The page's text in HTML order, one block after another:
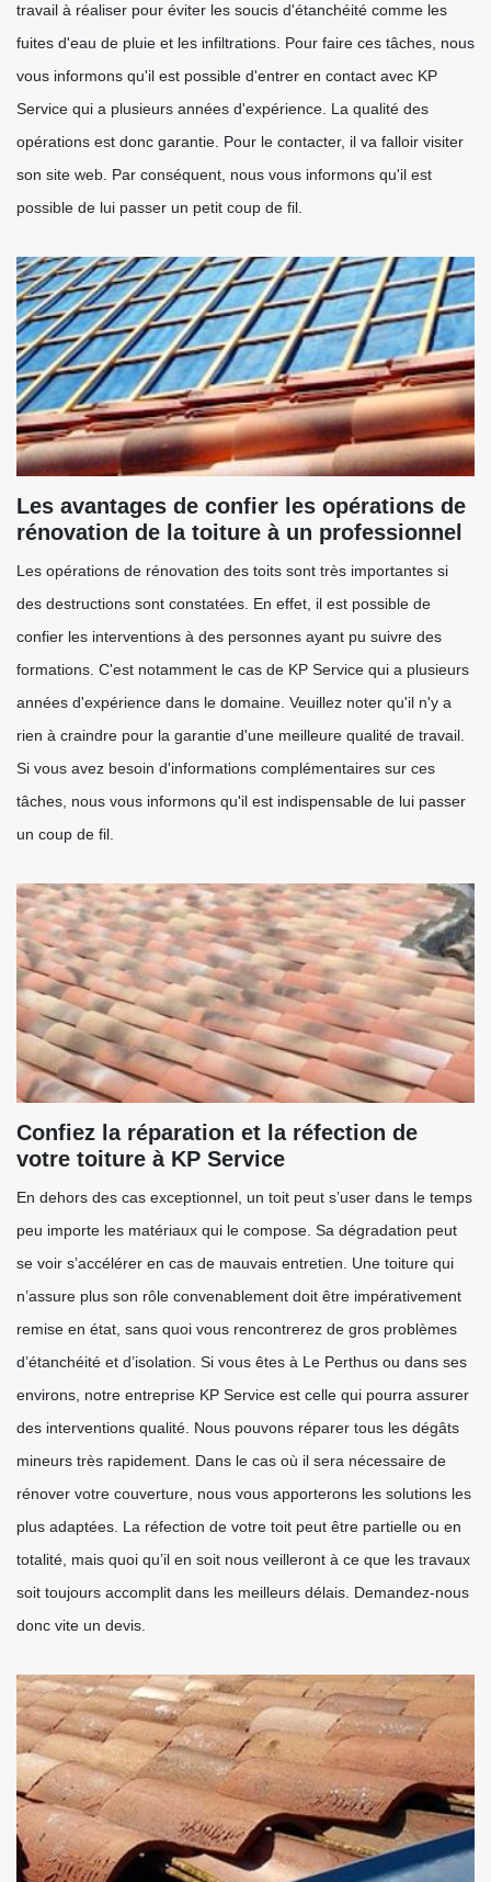
travail à réaliser pour éviter les soucis d'étanchéité comme les
fuites d'eau de pluie et les infiltrations. Pour faire ces tâches, nous
vous informons qu'il est possible d'entrer en contact avec KP
Service qui a plusieurs années d'expérience. La qualité des
opérations est donc garantie. Pour le contacter, il va falloir visiter
son site web. Par conséquent, nous vous informons qu'il est
possible de lui passer un petit coup de fil.
Les avantages de confier les opérations de
rénovation de la toiture à un professionnel
Les opérations de rénovation des toits sont très importantes si
des destructions sont constatées. En effet, il est possible de
confier les interventions à des personnes ayant pu suivre des
formations. C'est notamment le cas de KP Service qui a plusieurs
années d'expérience dans le domaine. Veuillez noter qu'il n'y a
rien à craindre pour la garantie d'une meilleure qualité de travail.
Si vous avez besoin d'informations complémentaires sur ces
tâches, nous vous informons qu'il est indispensable de lui passer
un coup de fil.
Confiez la réparation et la réfection de
votre toiture à KP Service
En dehors des cas exceptionnel, un toit peut s’user dans le temps
peu importe les matériaux qui le compose. Sa dégradation peut
se voir s’accélérer en cas de mauvais entretien. Une toiture qui
n’assure plus son rôle convenablement doit être impérativement
remise en état, sans quoi vous rencontrerez de gros problèmes
d’étanchéité et d’isolation. Si vous êtes à Le Perthus ou dans ses
environs, notre entreprise KP Service est celle qui pourra assurer
des interventions qualité. Nous pouvons réparer tous les dégâts
mineurs très rapidement. Dans le cas où il sera nécessaire de
rénover votre couverture, nous vous apporterons les solutions les
plus adaptées. La réfection de votre toit peut être partielle ou en
totalité, mais quoi qu’il en soit nous veilleront à ce que les travaux
soit toujours accomplit dans les meilleurs délais. Demandez-nous
donc vite un devis.